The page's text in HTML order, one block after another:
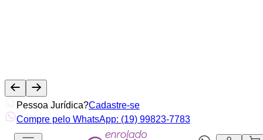
Pessoa Jurídica?Cadastre-se
Compre pelo WhatsApp: (19) 99823-7783